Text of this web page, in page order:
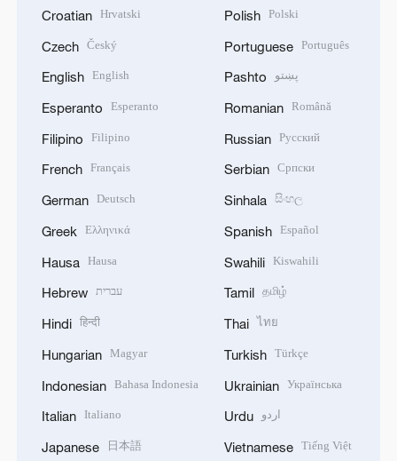
Croatian Hrvatski
Czech Český
English English
Esperanto Esperanto
Filipino Filipino
French Français
German Deutsch
Greek Ελληνικά
Hausa Hausa
Hebrew עברית
Hindi हिन्दी
Hungarian Magyar
Indonesian Bahasa Indonesia
Italian Italiano
Japanese 日本語
Polish Polski
Portuguese Português
Pashto پښتو
Romanian Română
Russian Русский
Serbian Српски
Sinhala සිංහල
Spanish Español
Swahili Kiswahili
Tamil தமிழ்
Thai ไทย
Turkish Türkçe
Ukrainian Українська
Urdu اردو
Vietnamese Tiếng Việt